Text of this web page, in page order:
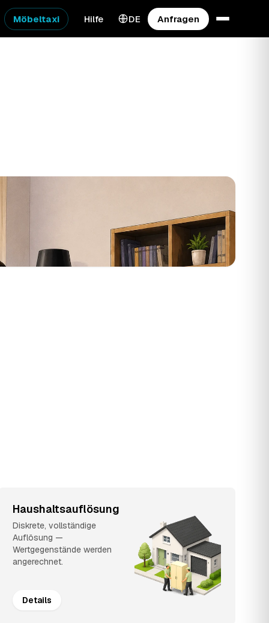
Möbeltaxi Hilfe DE Anfragen
Haushaltsauflösung
Diskrete, vollständige
Auflösung —
Wertgegenstände werden
angerechnet.
Details